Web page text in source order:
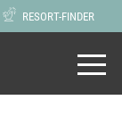
RESORT-FINDER